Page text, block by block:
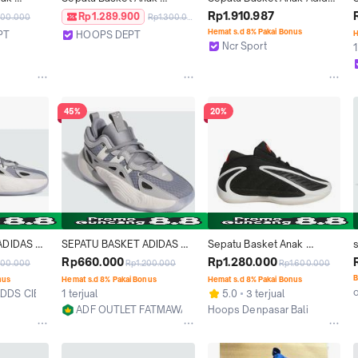
JS1769
ADIDAS BELIEVE THAT 1 J
KJ3333 ORIGINAL
Rp1.289.900 Rp1.300.000
HOOPS DEPT
Anthony Edwards 2 J
Almost Yellow Original
Jq9505
Rp1.910.987
Hemat s.d 8% Pakai Bonus
Ncr Sport
2
CIBUBUR
45%
SEPATU BASKET ADIDAS
ANAK TRAE UNLIMITED 2 J
Rp660.000Rp1.200.000
Hemat s.d 8% Pakai Bonus
1 terjual
ADF OUTLET FATMAWATI
20%
Sepatu Basket Anak
ADIDAS ANTHONY
Rp1.280.000Rp1.600.000
Hemat s.d 8% Pakai Bonus
5.0
3 terjual
Hoops Denpasar Bali